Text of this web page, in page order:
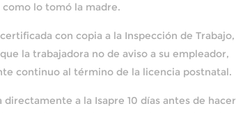
lo tomó la madre.
con copia a la Inspección de Trabajo,
la trabajadora no de aviso a su empleador,
continuo al término de la licencia postnatal.
a la Isapre 10 días antes de hacer